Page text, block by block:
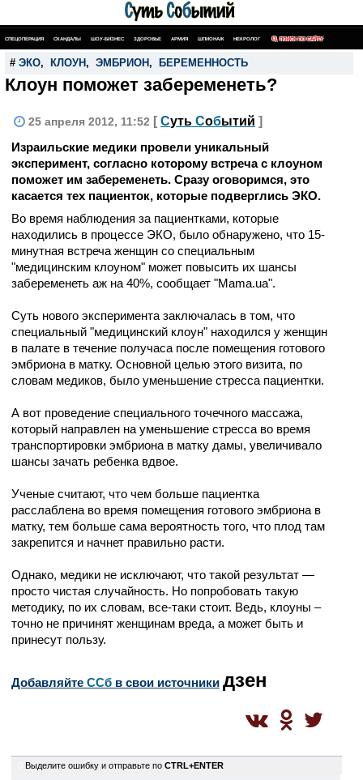
СПЕЦОПЕРАЦИЯ СКАНДАЛЫ ШОУ-БИЗНЕС ЗДОРОВЬЕ АРМИЯ ШПИОНАЖ НЕКРОЛОГ ПОИСК ПО САЙТУ
# ЭКО, КЛОУН , ЭМБРИОН , БЕРЕМЕННОСТЬ
Клоун поможет забеременеть?
25 апреля 2012, 11:52 [ Суть Событий ]
Израильские медики провели уникальный
эксперимент, согласно которому встреча с клоуном
поможет им забеременеть. Сразу оговоримся, это
касается тех пациенток, которые подверглись ЭКО.
Во время наблюдения за пациентками, которые
находились в процессе ЭКО, было обнаружено, что 15-
минутная встреча женщин со специальным
"медицинским клоуном" может повысить их шансы
забеременеть аж на 40%, сообщает "Mama.ua".
Суть нового эксперимента заключалась в том, что
специальный "медицинский клоун" находился у женщин
в палате в течение получаса после помещения готового
эмбриона в матку. Основной целью этого визита, по
словам медиков, было уменьшение стресса пациентки.
А вот проведение специального точечного массажа,
который направлен на уменьшение стресса во время
транспортировки эмбриона в матку дамы, увеличивало
шансы зачать ребенка вдвое.
Ученые считают, что чем больше пациентка
расслаблена во время помещения готового эмбриона в
матку, тем больше сама вероятность того, что плод там
закрепится и начнет правильно расти.
Однако, медики не исключают, что такой результат —
просто чистая случайность. Но попробовать такую
методику, по их словам, все-таки стоит. Ведь, клоуны –
точно не причинят женщинам вреда, а может быть и
принесут пользу.
Добавляйте CСб в свои источники дзен
Выделите ошибку и отправьте по CTRL+ENTER